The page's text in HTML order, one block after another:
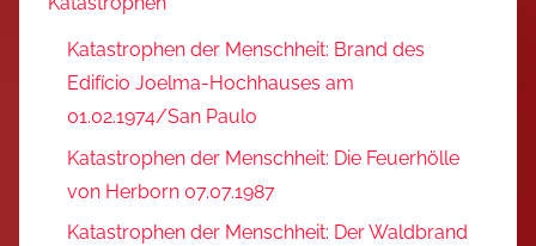
Katastrophen der Menschheit: Brand des
Edifício Joelma-Hochhauses am
01.02.1974/San Paulo
Katastrophen der Menschheit: Die Feuerhölle
von Herborn 07.07.1987
Katastrophen der Menschheit: Der Waldbrand